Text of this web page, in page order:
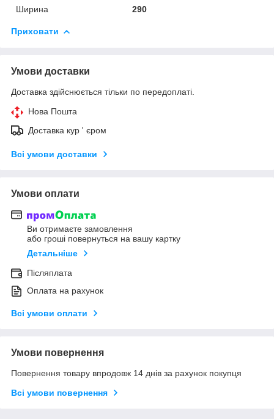
Ширина
290
Приховати
Умови доставки
Доставка здійснюється тільки по передоплаті.
Нова Пошта
Доставка кур ' єром
Всі умови доставки
Умови оплати
Ви отримаєте замовлення
або гроші повернуться на вашу картку
Детальніше
Післяплата
Оплата на рахунок
Всі умови оплати
Умови повернення
Повернення товару впродовж 14 днів за рахунок покупця
Всі умови повернення